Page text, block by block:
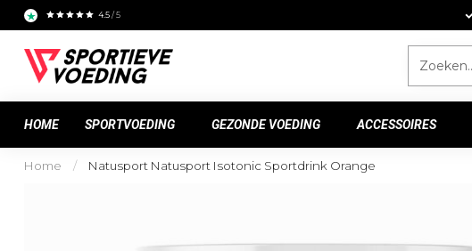
4.5/ 5
HOME SPORTVOEDING GEZONDE VOEDING ACCESSOIRES
Home / Natusport Natusport Isotonic Sportdrink Orange